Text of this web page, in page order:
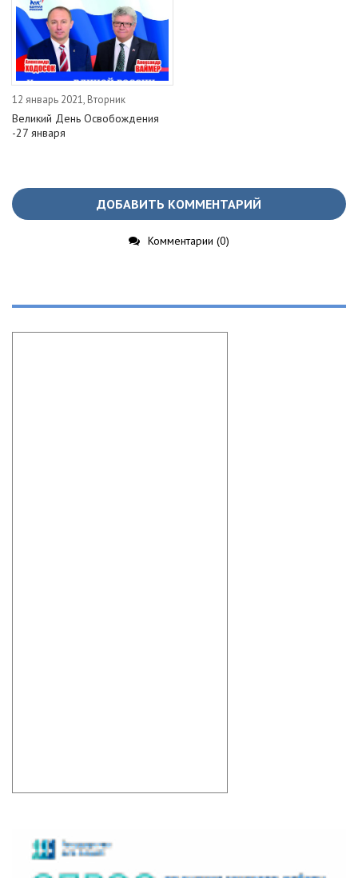
12 январь 2021, Вторник
Великий День Освобождения
-27 января
ДОБАВИТЬ КОММЕНТАРИЙ
Комментарии (0)